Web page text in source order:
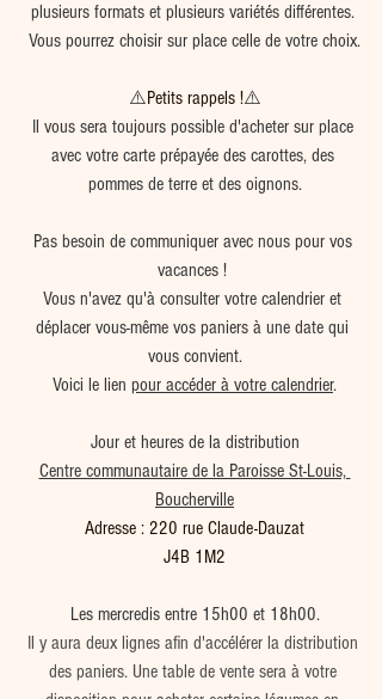
plusieurs formats et plusieurs variétés différentes.
Vous pourrez choisir sur place celle de votre choix.
⚠️Petits rappels !⚠️
Il vous sera toujours possible d'acheter sur place
avec votre carte prépayée des carottes, des
pommes de terre et des oignons.
Pas besoin de communiquer avec nous pour vos
vacances !
Vous n'avez qu'à consulter votre calendrier et
déplacer vous-même vos paniers à une date qui
vous convient.
Voici le lien pour accéder à votre calendrier.
Jour et heures de la distribution
Centre communautaire de la Paroisse St-Louis,
Boucherville
Adresse : 220 rue Claude-Dauzat
J4B 1M2
Les mercredis entre 15h00 et 18h00.
Il y aura deux lignes afin d'accélérer la distribution
des paniers. Une table de vente sera à votre